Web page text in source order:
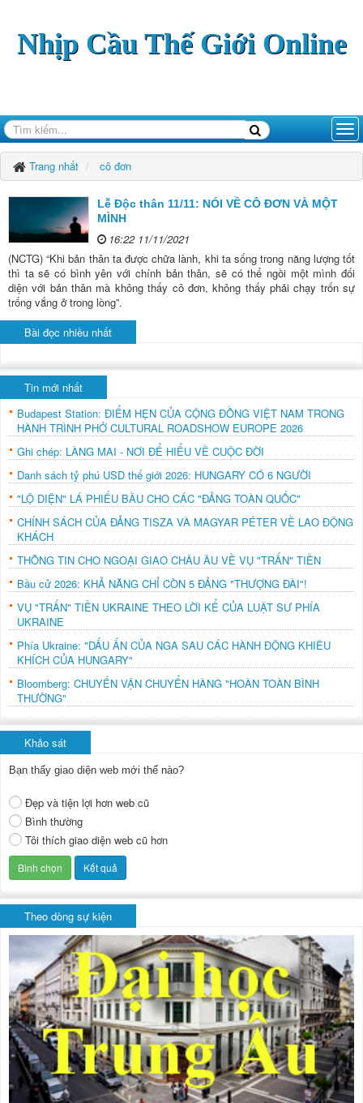
Nhịp Cầu Thế Giới Online
Trang nhất cô đơn
Lễ Độc thân 11/11: NÓI VỀ CÔ ĐƠN VÀ MỘT
MÌNH
16:22 11/11/2021
(NCTG) “Khi bản thân ta được chữa lành, khi ta sống trong năng lượng tốt
thì ta sẽ có bình yên với chính bản thân, sẽ có thể ngồi một mình đối
diện với bản thân mà không thấy cô đơn, không thấy phải chạy trốn sự
trống vắng ở trong lòng”.
Bài đọc nhiều nhất
Tin mới nhất
Budapest Station: ĐIỂM HẸN CỦA CỘNG ĐỒNG VIỆT NAM TRONG
HÀNH TRÌNH PHỞ CULTURAL ROADSHOW EUROPE 2026
Ghi chép: LÀNG MAI - NƠI ĐỂ HIỂU VỀ CUỘC ĐỜI
Danh sách tỷ phú USD thế giới 2026: HUNGARY CÓ 6 NGƯỜI
"LỘ DIỆN" LÁ PHIẾU BẦU CHO CÁC "ĐẢNG TOÀN QUỐC"
CHÍNH SÁCH CỦA ĐẢNG TISZA VÀ MAGYAR PÉTER VỀ LAO ĐỘNG
KHÁCH
THÔNG TIN CHO NGOẠI GIAO CHÂU ÂU VỀ VỤ "TRẤN" TIỀN
Bầu cử 2026: KHẢ NĂNG CHỈ CÒN 5 ĐẢNG "THƯỢNG ĐÀI"!
VỤ "TRẤN" TIỀN UKRAINE THEO LỜI KỂ CỦA LUẬT SƯ PHÍA
UKRAINE
Phía Ukraine: "DẤU ẤN CỦA NGA SAU CÁC HÀNH ĐỘNG KHIÊU
KHÍCH CỦA HUNGARY"
Bloomberg: CHUYẾN VẬN CHUYỂN HÀNG "HOÀN TOÀN BÌNH
THƯỜNG"
Khảo sát
Bạn thấy giao diện web mới thế nào?
Đẹp và tiện lợi hơn web cũ
Bình thường
Tôi thích giao diện web cũ hơn
Theo dòng sự kiện